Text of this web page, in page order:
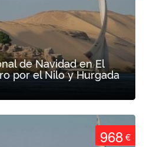
de Navidad en El
por el Nilo y Hurgada
968€